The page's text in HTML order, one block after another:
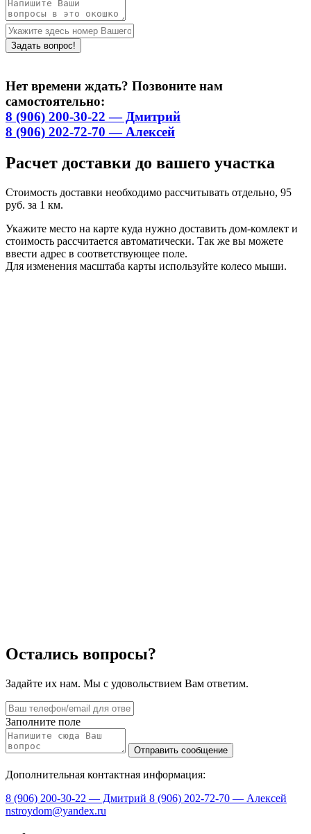
Нет времени ждать? Позвоните нам
самостоятельно:
8 (906) 200-30-22 — Дмитрий
8 (906) 202-72-70 — Алексей
Расчет доставки до вашего участка
Стоимость доставки необходимо рассчитывать отдельно, 95
руб. за 1 км.
Укажите место на карте куда нужно доставить дом-комлект и
стоимость рассчитается автоматически. Так же вы можете
ввести адрес в соответствующее поле.
Для изменения масштаба карты используйте колесо мыши.
Остались вопросы?
Задайте их нам. Мы с удовольствием Вам ответим.
Заполните поле
Дополнительная контактная информация:
8 (906) 200-30-22 — Дмитрий 8 (906) 202-72-70 — Алексей
nstroydom@yandex.ru